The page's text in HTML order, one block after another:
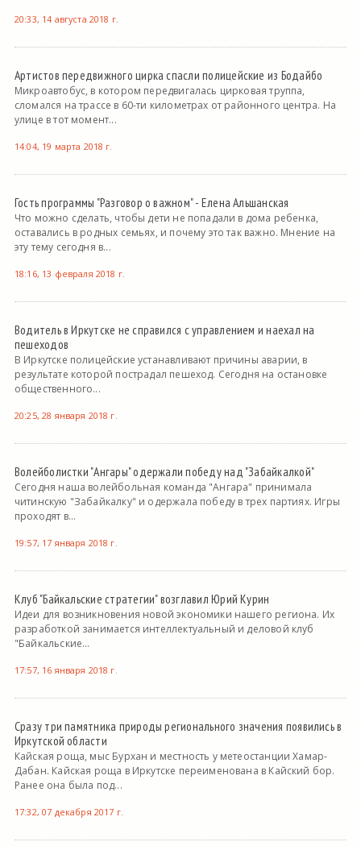
20:33, 14 августа 2018 г.
Артистов передвижного цирка спасли полицейские из Бодайбо
Микроавтобус, в котором передвигалась цирковая труппа,
сломался на трассе в 60-ти километрах от районного центра. На
улице в тот момент...
14:04, 19 марта 2018 г.
Гость программы "Разговор о важном" - Елена Альшанская
Что можно сделать, чтобы дети не попадали в дома ребенка,
оставались в родных семьях, и почему это так важно. Мнение на
эту тему сегодня в...
18:16, 13 февраля 2018 г.
Водитель в Иркутске не справился с управлением и наехал на
пешеходов
В Иркутске полицейские устанавливают причины аварии, в
результате которой пострадал пешеход. Сегодня на остановке
общественного...
20:25, 28 января 2018 г.
Волейболистки "Ангары" одержали победу над "Забайкалкой"
Сегодня наша волейбольная команда "Ангара" принимала
читинскую "Забайкалку" и одержала победу в трех партиях. Игры
проходят в...
19:57, 17 января 2018 г.
Клуб "Байкальские стратегии" возглавил Юрий Курин
Идеи для возникновения новой экономики нашего региона. Их
разработкой занимается интеллектуальный и деловой клуб
"Байкальские...
17:57, 16 января 2018 г.
Сразу три памятника природы регионального значения появились в
Иркутской области
Кайская роща, мыс Бурхан и местность у метеостанции Хамар-
Дабан. Кайская роща в Иркутске переименована в Кайский бор.
Ранее она была под...
17:32, 07 декабря 2017 г.